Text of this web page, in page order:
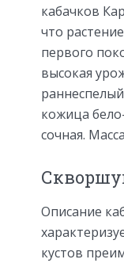
кабачков
что
первого
высокая
кожица
сочная.
Описание
кустов